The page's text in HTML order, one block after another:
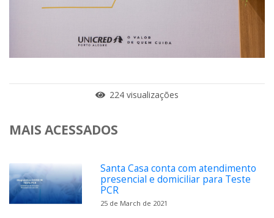
224 visualizações
MAIS ACESSADOS
Santa Casa conta com atendimento
presencial e domiciliar para Teste
PCR
25 de March de 2021